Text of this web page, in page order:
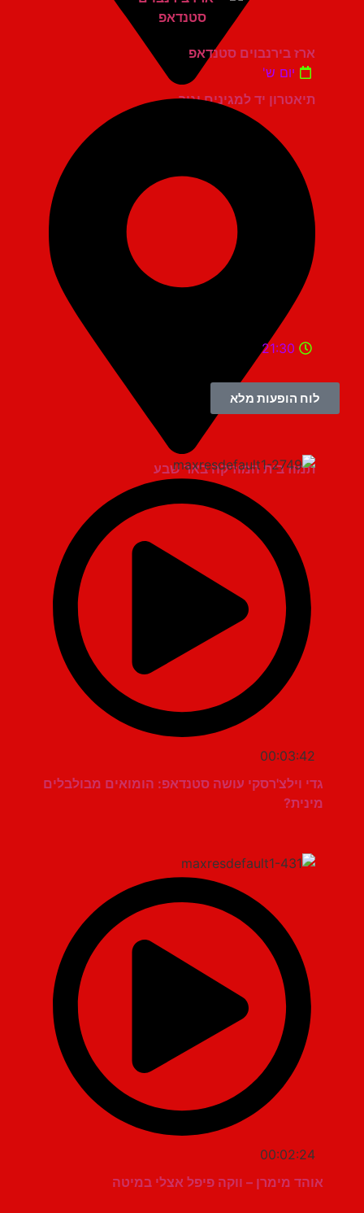
תיאטרון יד למגינים יגור
ארז בירנבוים סטנדאפ
יום ש'
תמוז בית המוזיקה באר שבע
21:30
לוח הופעות מלא
00:03:42
גדי וילצ'רסקי עושה סטנדאפ: הומואים מבולבלים
00:02:24
אוהד מימרן – ווקה פיפל אצלי במיטה